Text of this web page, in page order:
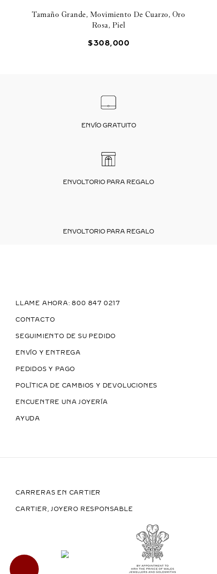
Tamaño Grande, Movimiento De Cuarzo, Oro
Rosa, Piel
$308,000
ENVÍO GRATUITO
ENVOLTORIO PARA REGALO
ENVOLTORIO PARA REGALO
LLAME AHORA: 800 847 0217
CONTACTO
SEGUIMIENTO DE SU PEDIDO
ENVÍO Y ENTREGA
PEDIDOS Y PAGO
POLÍTICA DE CAMBIOS Y DEVOLUCIONES
ENCUENTRE UNA JOYERÍA
AYUDA
CARRERAS EN CARTIER
CARTIER, JOYERO RESPONSABLE